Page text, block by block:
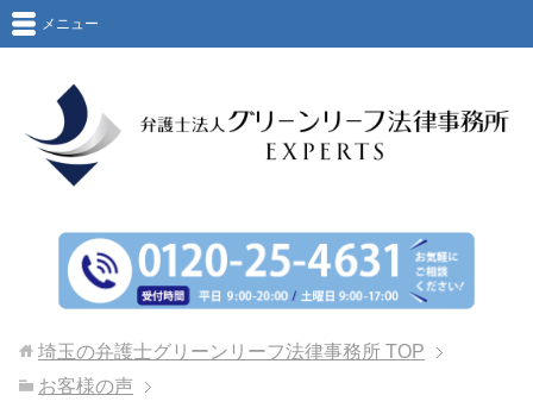
メニュー
埼玉の弁護士グリーンリーフ法律事務所 TOP
お客様の声